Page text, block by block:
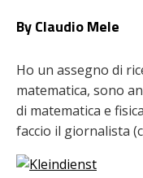
By Claudio Mele
Ho un assegno di
matematica, sono
di matematica e
faccio il giornalista